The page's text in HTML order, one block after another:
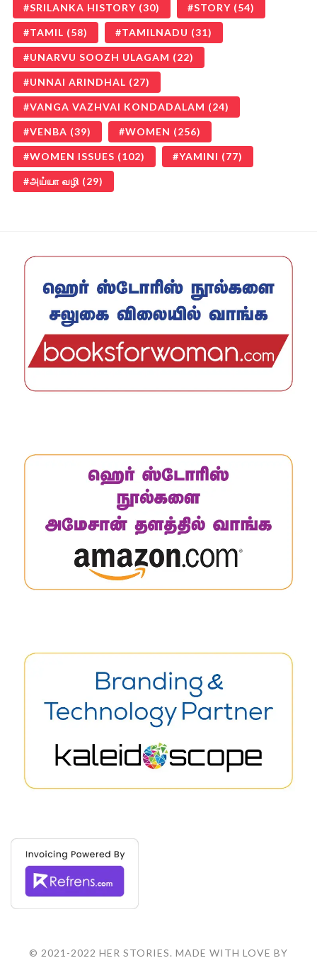
SRILANKA HISTORY (30) STORY (54)
TAMIL (58) TAMILNADU (31)
UNARVU SOOZH ULAGAM (22)
UNNAI ARINDHAL (27)
VANGA VAZHVAI KONDADALAM (24)
VENBA (39) WOMEN (256)
WOMEN ISSUES (102) YAMINI (77)
அய்யா வழி (29)
© 2021-2022 HER STORIES. MADE WITH LOVE BY